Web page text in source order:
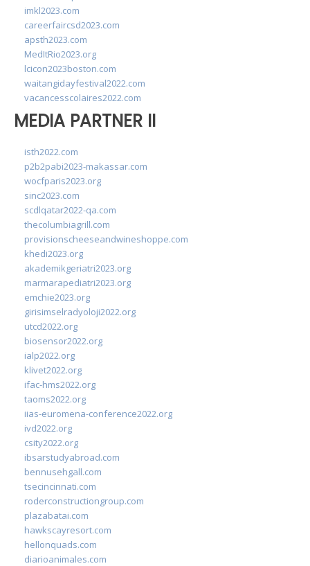
imkl2023.com
careerfaircsd2023.com
apsth2023.com
MedItRio2023.org
lcicon2023boston.com
waitangidayfestival2022.com
vacancesscolaires2022.com
MEDIA PARTNER II
isth2022.com
p2b2pabi2023-makassar.com
wocfparis2023.org
sinc2023.com
scdlqatar2022-qa.com
thecolumbiagrill.com
provisionscheeseandwineshoppe.com
khedi2023.org
akademikgeriatri2023.org
marmarapediatri2023.org
emchie2023.org
girisimselradyoloji2022.org
utcd2022.org
biosensor2022.org
ialp2022.org
klivet2022.org
ifac-hms2022.org
taoms2022.org
iias-euromena-conference2022.org
ivd2022.org
csity2022.org
ibsarstudyabroad.com
bennusehgall.com
tsecincinnati.com
roderconstructiongroup.com
plazabatai.com
hawkscayresort.com
hellonquads.com
diarioanimales.com